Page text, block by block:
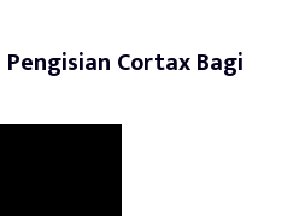
Cortax Bagi